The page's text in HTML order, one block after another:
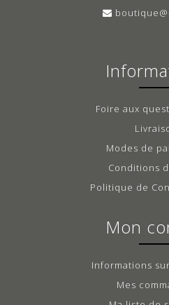
Foire aux
Modes de
Conditions
Politique de
Mon
Informations
Mes